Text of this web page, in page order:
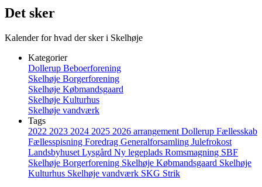
Det sker
Kalender for hvad der sker i Skelhøje
Kategorier
Dollerup Beboerforening
Skelhøje Borgerforening
Skelhøje Købmandsgaard
Skelhøje Kulturhus
Skelhøje vandværk
Tags
2022 2023 2024 2025 2026 arrangement Dollerup Fællesskab
Fællesspisning Foredrag Generalforsamling Julefrokost
Landsbyhuset Lysgård Ny legeplads Romsmagning SBF
Skelhøje Borgerforening Skelhøje Købmandsgaard Skelhøje
Kulturhus Skelhøje vandværk SKG Strik